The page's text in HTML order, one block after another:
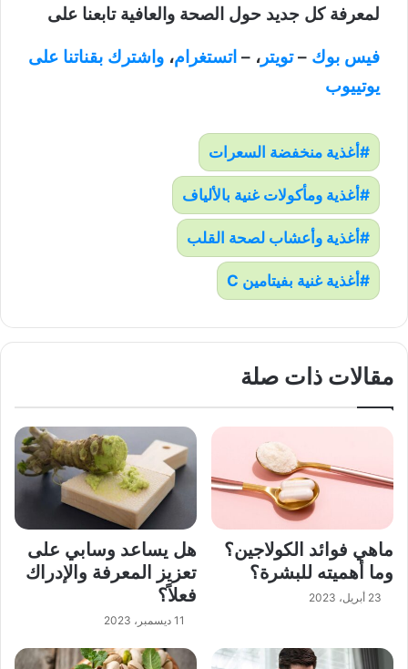
لمعرفة كل جديد حول الصحة والعافية تابعنا على
فيس بوك –تويتر ، – اتستغرام، واشترك بقناتنا على
يوتييوب
أغذية منخفضة السعرات
أغذية ومأكولات غنية بالألياف
أغذية وأعشاب لصحة القلب
أغذية غنية بفيتامين C
مقالات ذات صلة
ماهي فوائد الكولاجين؟
وما أهميته للبشرة؟
23 أبريل، 2023
هل يساعد وسابي على
تعزيز المعرفة والإدراك
فعلاً؟
11 ديسمبر، 2023